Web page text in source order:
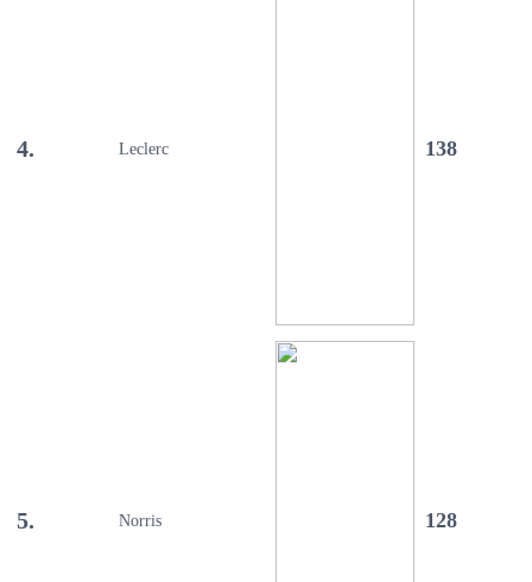
4. Leclerc 138
5. Norris 128